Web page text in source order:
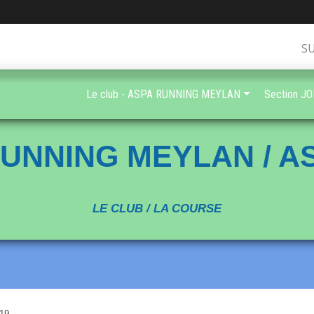
MEYLAN /
LE CLUB / LA COURSE
Le club - ASPA RUNNING MEYLAN Section